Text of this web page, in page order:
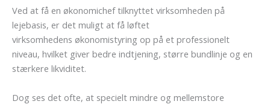
Ved at få en økonomichef tilknyttet virksomheden på
lejebasis, er det muligt at få løftet
virksomhedens økonomistyring op på et professionelt
niveau, hvilket giver bedre indtjening, større bundlinje og en
stærkere likviditet.
Dog ses det ofte, at specielt mindre og mellemstore